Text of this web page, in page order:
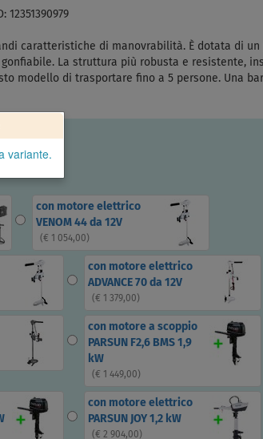
12351390979
caratteristiche di manovrabilità. È dotata di
La struttura più robusta e resistente,
modello di trasportare fino a 5 persone. Una
variante.
con motore elettrico
VENOM 44 da 12V
(€ 1 054,00)
con motore elettrico
ADVANCE 70 da 12V
(€ 1 379,00)
con motore a scoppio
PARSUN F2,6 BMS 1,9
kW
(€ 1 449,00)
con motore elettrico
PARSUN JOY 1,2 kW
(€ 2 904,00)